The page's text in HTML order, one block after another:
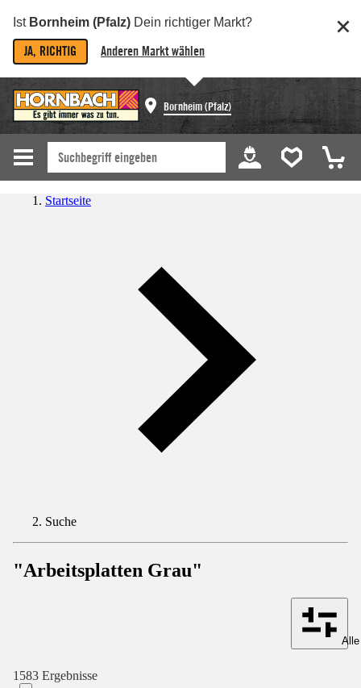
Ist Bornheim (Pfalz) Dein richtiger Markt?
JA, RICHTIG Anderen Markt wählen
Bornheim (Pfalz)
Startseite
Suche
"Arbeitsplatten Grau"
1583 Ergebnisse